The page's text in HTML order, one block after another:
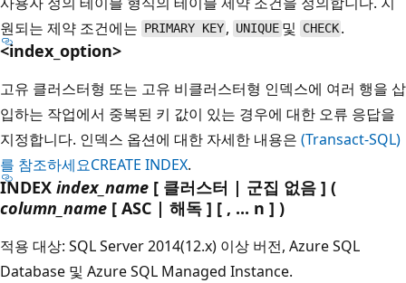
원되는 제약 조건에는 PRIMARY KEY , UNIQUE 및 CHECK .
<index_option>
고유 클러스터형 또는 고유 비클러스터형 인덱스에 여러 행을 삽
입하는 작업에서 중복된 키 값이 있는 경우에 대한 오류 응답을
지정합니다. 인덱스 옵션에 대한 자세한 내용은 (Transact-SQL)
를 참조하세요CREATE INDEX.
INDEX index_name [ 클러스터 | 군집 없음 ] (
column_name [ ASC | 해독 ] [ , ... n ] )
적용 대상: SQL Server 2014(12.x) 이상 버전, Azure SQL
Database 및 Azure SQL Managed Instance.